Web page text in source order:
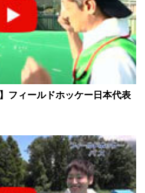
フィールドホッケー日本代表